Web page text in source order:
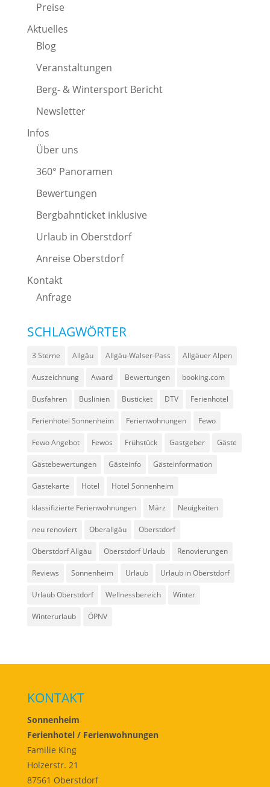
Preise
Aktuelles
Blog
Veranstaltungen
Berg- & Wintersport Bericht
Newsletter
Infos
Über uns
360° Panoramen
Bewertungen
Bergbahnticket inklusive
Urlaub in Oberstdorf
Anreise Oberstdorf
Kontakt
Anfrage
SCHLAGWÖRTER
3 Sterne Allgäu Allgäu-Walser-Pass Allgäuer Alpen
Auszeichnung Award Bewertungen booking.com
Busfahren Buslinien Busticket DTV Ferienhotel
Ferienhotel Sonnenheim Ferienwohnungen Fewo
Fewo Angebot Fewos Frühstück Gastgeber Gäste
Gästebewertungen Gästeinfo Gästeinformation
Gästekarte Hotel Hotel Sonnenheim
klassifizierte Ferienwohnungen März Neuigkeiten
neu renoviert Oberallgäu Oberstdorf
Oberstdorf Allgäu Oberstdorf Urlaub Renovierungen
Reviews Sonnenheim Urlaub Urlaub in Oberstdorf
Urlaub Oberstdorf Wellnessbereich Winter
Winterurlaub ÖPNV
KONTAKT
Sonnenheim
Ferienhotel / Ferienwohnungen
Familie King
Holzerstr. 21
87561 Oberstdorf